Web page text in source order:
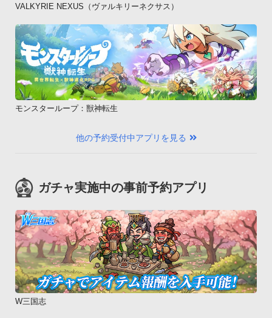
VALKYRIE NEXUS（ヴァルキリーネクサス）
モンスターループ：獣神転生
他の予約受付中アプリを見る
ガチャ実施中の事前予約アプリ
W三国志